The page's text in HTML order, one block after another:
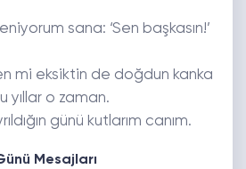
sana: ‘Sen başkasın!’
mi eksiktin de doğdun kanka
yıllar o zaman.
günü kutlarım canım.
Mesajları